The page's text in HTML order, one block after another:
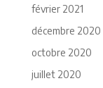
février 2021
décembre 2020
octobre 2020
juillet 2020